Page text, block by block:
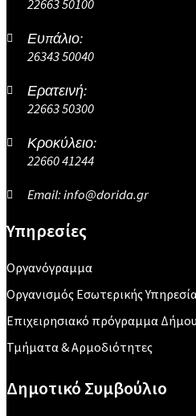
22663 50100
Ευπάλιο:
26343 50040
Ερατεινή:
22663 50300
Κροκύλειο:
22660 41244
Email: info@dorida.gr
Υπηρεσίες
Οργανόγραμμα
Οργανισμός Εσωτερικής
Επιχειρησιακό πρόγραμμα Δήμου
Τμήματα & Αρμοδιότητες
Δημοτικό Συμβούλιο